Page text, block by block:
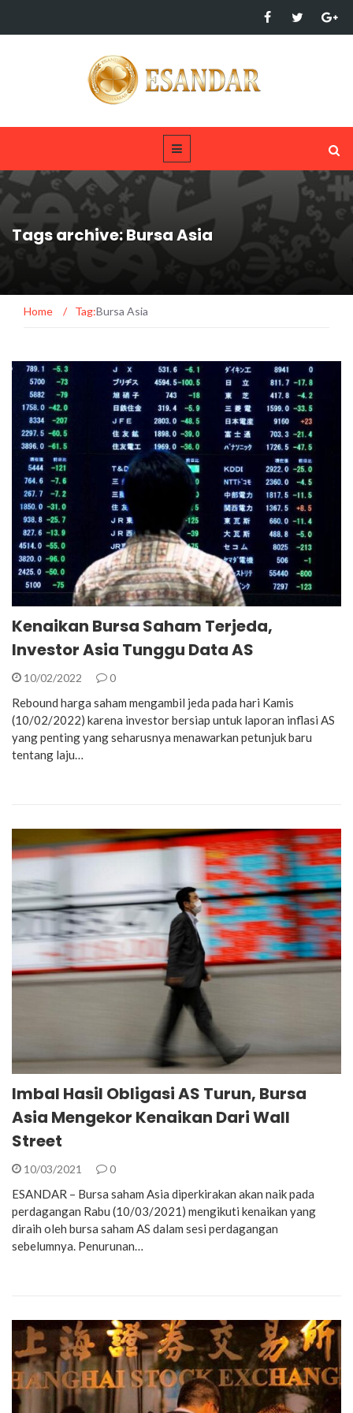
Tags archive: Bursa Asia
Home / Tag:Bursa Asia
Kenaikan Bursa Saham Terjeda,
Investor Asia Tunggu Data AS
10/02/2022 0
Rebound harga saham mengambil jeda pada hari Kamis
(10/02/2022) karena investor bersiap untuk laporan inflasi AS
yang penting yang seharusnya menawarkan petunjuk baru
tentang laju…
Imbal Hasil Obligasi AS Turun, Bursa
Asia Mengekor Kenaikan Dari Wall
Street
10/03/2021 0
ESANDAR – Bursa saham Asia diperkirakan akan naik pada
perdagangan Rabu (10/03/2021) mengikuti kenaikan yang
diraih oleh bursa saham AS dalam sesi perdagangan
sebelumnya. Penurunan…